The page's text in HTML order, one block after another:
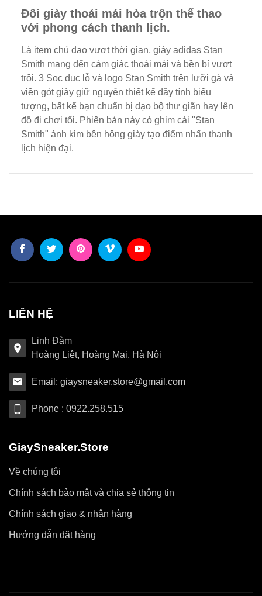
Đôi giày thoải mái hòa trộn thể thao
với phong cách thanh lịch.
Là item chủ đạo vượt thời gian, giày adidas Stan
Smith mang đến cảm giác thoải mái và bền bỉ vượt
trội. 3 Sọc đục lỗ và logo Stan Smith trên lưỡi gà và
viền gót giày giữ nguyên thiết kế đầy tính biểu
tượng, bất kể bạn chuẩn bị dạo bộ thư giãn hay lên
đồ đi chơi tối. Phiên bản này có ghim cài "Stan
Smith" ánh kim bên hông giày tạo điểm nhấn thanh
lịch hiện đại.
LIÊN HỆ
Linh Đàm
Hoàng Liệt, Hoàng Mai, Hà Nội
Email: giaysneaker.store@gmail.com
Phone : 0922.258.515
GiaySneaker.Store
Về chúng tôi
Chính sách bảo mật và chia sẻ thông tin
Chính sách giao & nhận hàng
Hướng dẫn đặt hàng